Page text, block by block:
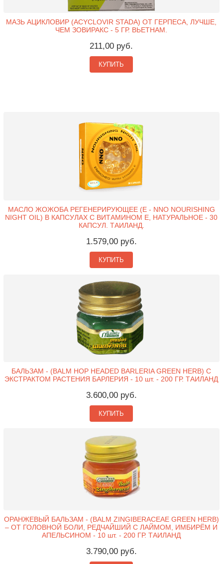
МАЗЬ АЦИКЛОВИР (ACYCLOVIR STADA) ОТ ГЕРПЕСА, ЛУЧШЕ,
ЧЕМ ЗОВИРАКС - 5 ГР. ВЬЕТНАМ.
211,00 руб.
КУПИТЬ
МАСЛО ЖОЖОБА РЕГЕНЕРИРУЮЩЕЕ (Е - NNO NOURISHING
NIGHT OIL) В КАПСУЛАХ С ВИТАМИНОМ Е, НАТУРАЛЬНОЕ - 30
КАПСУЛ. ТАИЛАНД.
1.579,00 руб.
КУПИТЬ
БАЛЬЗАМ - (BALM HOP HEADED BARLERIA GREEN HERB) С
ЭКСТРАКТОМ РАСТЕНИЯ БАРЛЕРИЯ - 10 шт. - 200 ГР. ТАИЛАНД
3.600,00 руб.
КУПИТЬ
ОРАНЖЕВЫЙ БАЛЬЗАМ - (BALM ZINGIBERACEAE GREEN HERB)
– ОТ ГОЛОВНОЙ БОЛИ, РЕДЧАЙШИЙ С ЛАЙМОМ, ИМБИРЁМ И
АПЕЛЬСИНОМ - 10 шт. - 200 ГР. ТАИЛАНД
3.790,00 руб.